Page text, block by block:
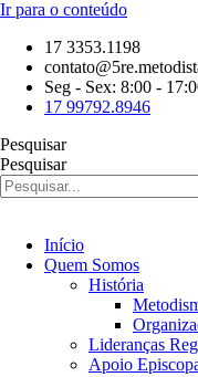
Ir para o conteúdo
17 3353.1198
Seg - Sex: 8:00 -
17 99792.8946
Pesquisar
Pesquisar
Início
Quem Somos
História
Lideranças
Apoio